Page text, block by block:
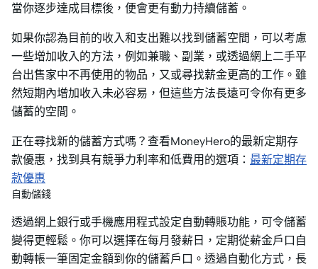
當你逐步達成目標後，便會更有動力持續儲蓄。
如果你認為目前的收入和支出難以找到儲蓄空間，可以考慮
一些增加收入的方法，例如兼職、副業，或透過網上二手平
台出售家中不再使用的物品，又或尋找薪金更高的工作。雖
然短期內增加收入未必容易，但這些方法長遠可令你有更多
儲蓄的空間。
正在尋找新的儲蓄方式嗎？查看MoneyHero的最新定期存
款優惠，找到具有競爭力利率和低費用的選項： 最新定期存
款優惠
自動儲錢
透過網上銀行或手機應用程式設定自動轉賬功能，可令儲蓄
變得更輕鬆。你可以選擇在每月發薪日，定期從薪金戶口自
動轉帳一筆固定金額到你的儲蓄戶口。透過自動化方式，長